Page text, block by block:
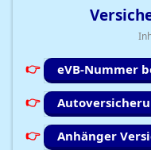
eVB-Nummer
Anhänger